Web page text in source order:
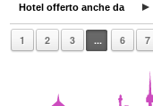
Hotel offerto anche da
1 2 3 ... 6 7